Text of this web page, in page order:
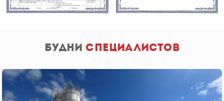
будни специалистов